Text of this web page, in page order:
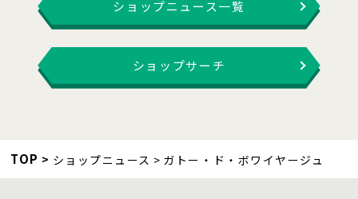
ショップニュース一覧
ショップサーチ
TOP ショップニュース ガトー・ド・ボワイヤージュ